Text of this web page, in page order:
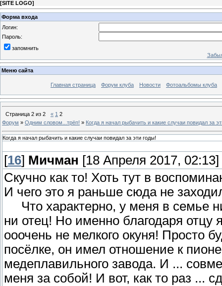
[SITE LOGO]
Форма входа
Логин:
Пароль:
запомнить
Меню сайта
Главная страница Форум клуба Новости Фотоальбомы клуба
Страница 2 из 2 « 1 2
Форум » Одним словом...трёп! » Когда я начал рыбачить и какие случаи повидал за
Когда я начал рыбачить и какие случаи повидал за эти годы!
[16] Мичман [18 Апреля 2017, 02:13]
Скучно как то! Хоть тут в
И чего это я раньше сюда не
Что характерно, у меня в семье
ни отец! Но именно благодаря отцу
ооочень не мелкого окуня! Просто
посёлке, он имел отношение к
медеплавильного завода. И ...
меня за собой! И вот, как то раз ...